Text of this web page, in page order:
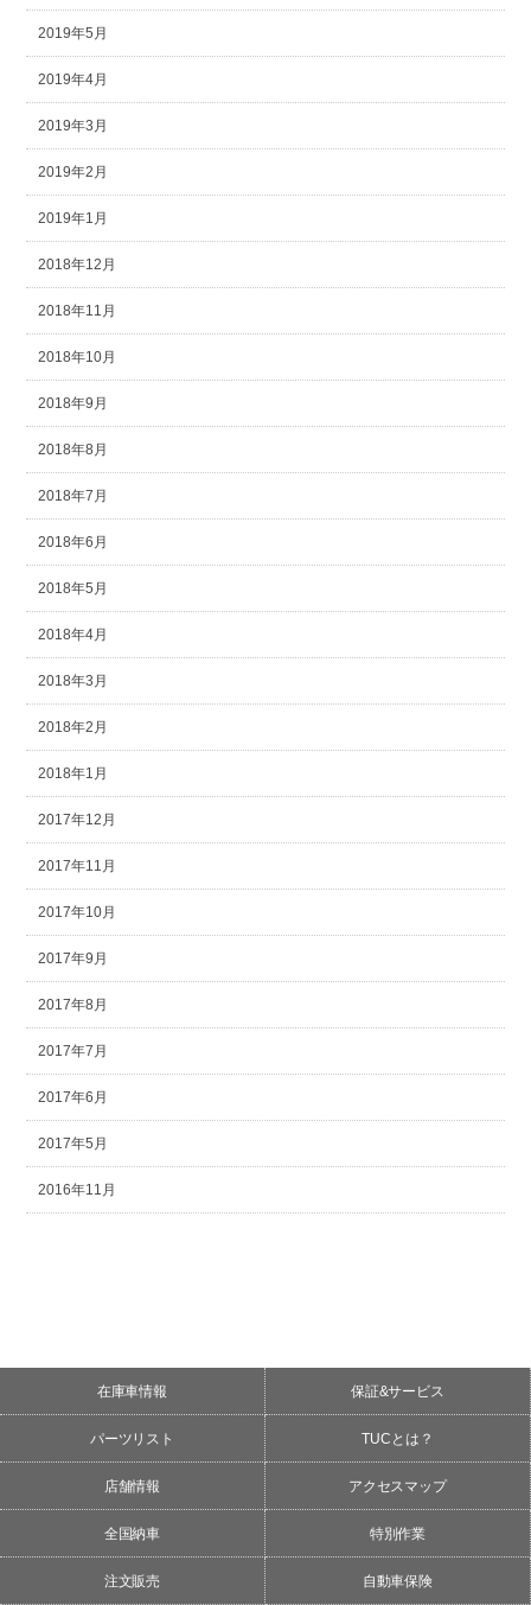
2019年5月
2019年4月
2019年3月
2019年2月
2019年1月
2018年12月
2018年11月
2018年10月
2018年9月
2018年8月
2018年7月
2018年6月
2018年5月
2018年4月
2018年3月
2018年2月
2018年1月
2017年12月
2017年11月
2017年10月
2017年9月
2017年8月
2017年7月
2017年6月
2017年5月
2016年11月
在庫車情報 保証&サービス
パーツリスト TUCとは？
店舗情報 アクセスマップ
全国納車 特別作業
注文販売 自動車保険